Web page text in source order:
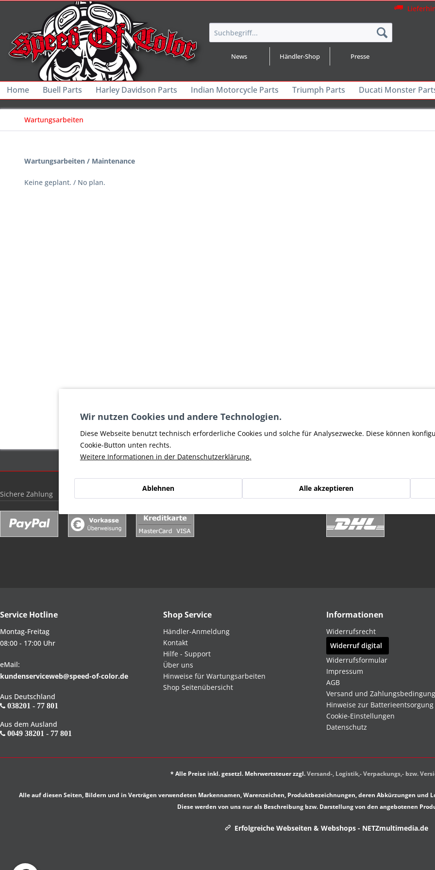
News Händler-Shop Presse
Home Buell Parts Harley Davidson Parts Indian Motorcycle Parts Triumph Parts Ducati Monster
Wartungsarbeiten
Wartungsarbeiten / Maintenance
Keine geplant. / No plan.
Sichere Zahlung Online-Sendungsverfolgung mit
Service Hotline
Montag-Freitag
08:00 - 17:00 Uhr
eMail:
kundenserviceweb@speed-of-color.de
Aus Deutschland
038201 - 77 801
Aus dem Ausland
0049 38201 - 77 801
Shop Service
Händler-Anmeldung
Kontakt
Hilfe - Support
Über uns
Hinweise für Wartungsarbeiten
Shop Seitenübersicht
Informationen
Widerrufsrecht
Widerruf digital
Widerrufsformular
Impressum
AGB
Versand und
Hinweise zur Batterieentsorgung
Cookie-Einstellungen
Datenschutz
* Alle Preise inkl. gesetzl. Mehrwertsteuer zzgl.Versand-, Logistik,- Verpackungs,- bzw.
Alle auf diesen Seiten, Bildern und in Verträgen verwendeten Markennamen, Warenzeichen, Produktbezeichnungen, deren Abkürzungen
Diese werden von uns nur als Beschreibung bzw. Darstellung von den angebotenen
Erfolgreiche Webseiten & Webshops - NETZmultimedia.de
Wir nutzen Cookies und andere Technologien.
Diese Webseite benutzt technisch erforderliche Cookies und solche für Analysezwecke. Diese können
Cookie-Button unten rechts.
Weitere Informationen in der Datenschutzerklärung.
Ablehnen Alle akzeptieren